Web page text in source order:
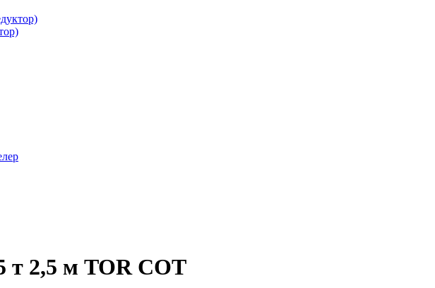
т 2,5 м TOR COT